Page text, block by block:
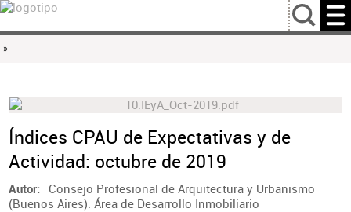
…
»
Índices CPAU de Expectativas y de
Actividad: octubre de 2019
Autor
Consejo Profesional de Arquitectura y Urbanismo
(Buenos Aires). Área de Desarrollo Inmobiliario